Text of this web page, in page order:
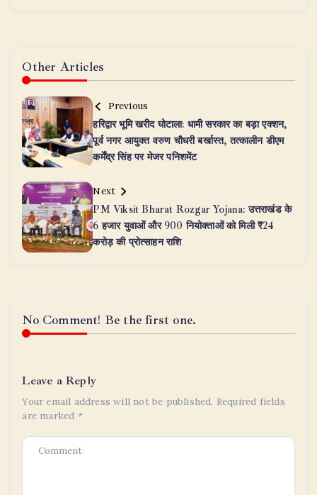
Other Articles
Previous
हरिद्वार भूमि खरीद घोटाला: धामी सरकार का बड़ा एक्शन,
पूर्व नगर आयुक्त वरुण चौधरी बर्खास्त, तत्कालीन डीएम
कर्मेंद्र सिंह पर मेजर पनिशमेंट
Next
PM Viksit Bharat Rozgar Yojana: उत्तराखंड के
6 हजार युवाओं और 900 नियोक्ताओं को मिली ₹24
करोड़ की प्रोत्साहन राशि
No Comment! Be the first one.
Leave a Reply
Your email address will not be published. Required fields
are marked *